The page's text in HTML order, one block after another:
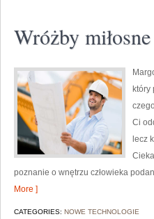
Wróżby
który
Ci
lecz
poznanie o wnętrzu człowieka
More ]
CATEGORIES: NOWE TECHNOLOGIE